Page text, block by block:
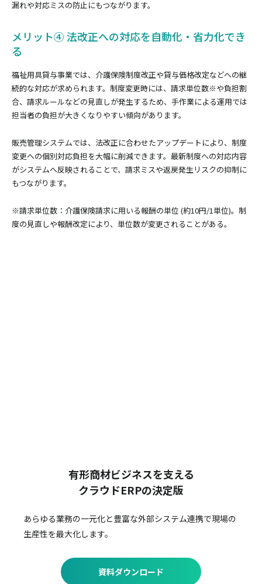
漏れや対応ミスの防止にもつながります。
メリット④ 法改正への対応を自動化・省力化でき
る
福祉用具貸与事業では、介護保険制度改正や貸与価格改定などへの継
続的な対応が求められます。制度変更時には、請求単位数※や負担割
合、請求ルールなどの見直しが発生するため、手作業による運用では
担当者の負担が大きくなりやすい傾向があります。
販売管理システムでは、法改正に合わせたアップデートにより、制度
変更への個別対応負担を大幅に削減できます。最新制度への対応内容
がシステムへ反映されることで、請求ミスや返戻発生リスクの抑制に
もつながります。
※請求単位数：介護保険請求に用いる報酬の単位 (約10円/1単位)。制
度の見直しや報酬改定により、単位数が変更されることがある。
有形商材ビジネスを支える
クラウドERPの決定版
あらゆる業務の一元化と豊富な外部システム連携で現場の
生産性を最大化します。
資料ダウンロード